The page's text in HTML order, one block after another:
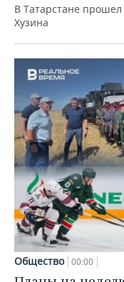
В Татарстане
Хузина
Общество 00:00